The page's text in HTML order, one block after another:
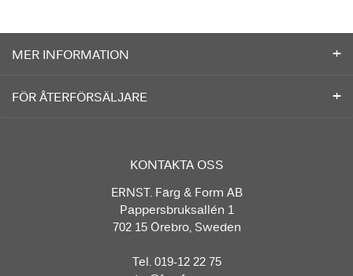
MER INFORMATION
FÖR ÅTERFÖRSÄLJARE
KONTAKTA OSS
ERNST. Färg & Form AB
Pappersbruksallén 1
702 15 Örebro, Sweden
Tel. 019-12 22 75